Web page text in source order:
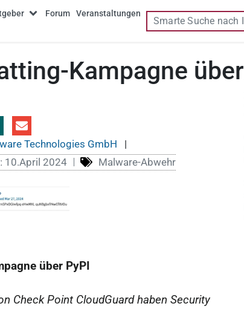
Forum
Veranstaltungen
Kampagne über
Technologies GmbH
|
10.April 2024 Malware-Abwehr
über PyPI
Check Point CloudGuard haben Security